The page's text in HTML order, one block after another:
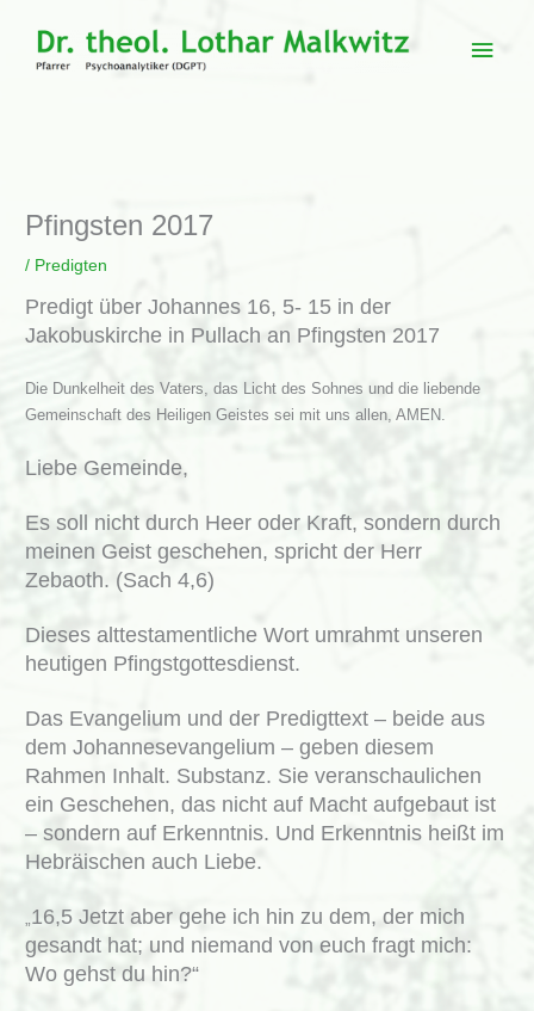
springen
Pfingsten 2017
/ Predigten
Predigt über Johannes 16, 5- 15 in der
Jakobuskirche in Pullach an Pfingsten 2017
Die Dunkelheit des Vaters, das Licht des Sohnes und die liebende
Gemeinschaft des Heiligen Geistes sei mit uns allen, AMEN.
Liebe Gemeinde,
Es soll nicht durch Heer oder Kraft, sondern durch
meinen Geist geschehen, spricht der Herr
Zebaoth. (Sach 4,6)
Dieses alttestamentliche Wort umrahmt unseren
heutigen Pfingstgottesdienst.
Das Evangelium und der Predigttext – beide aus
dem Johannesevangelium – geben diesem
Rahmen Inhalt. Substanz. Sie veranschaulichen
ein Geschehen, das nicht auf Macht aufgebaut ist
– sondern auf Erkenntnis. Und Erkenntnis heißt im
Hebräischen auch Liebe.
16,5 Jetzt aber gehe ich hin zu dem, der mich
gesandt hat; und niemand von euch fragt mich:
Wo gehst du hin?“